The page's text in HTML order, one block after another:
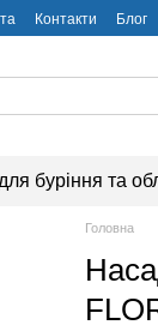
Контакти Блог
буріння та
Головна